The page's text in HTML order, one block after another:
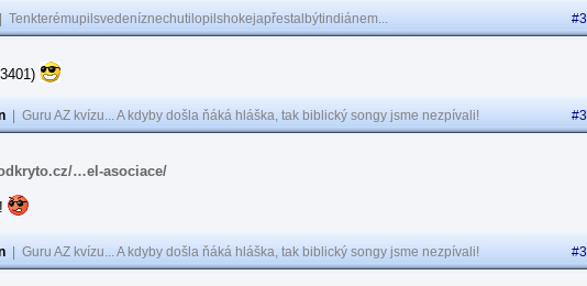
Tenkterémupilsvedeníznechutilopilshokejapřestalbýtindiánem...
Guru AZ kvízu... A kdyby došla ňáká hláška, tak biblický songy jsme nezpívali!
…el-asociace/
Guru AZ kvízu... A kdyby došla ňáká hláška, tak biblický songy jsme nezpívali!